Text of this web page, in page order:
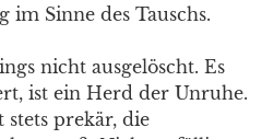
Sinne des Tauschs.
nicht ausgelöscht. Es
ist ein Herd der Unruhe.
stets prekär, die